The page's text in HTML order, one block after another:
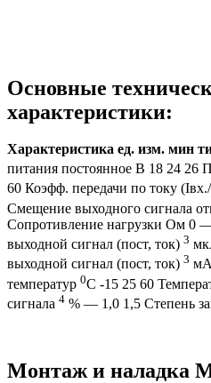
Основные
характеристики:
Характеристика ед. изм. мин
питания постоянное В 18 24 26
60 Коэфф. передачи по току
Смещение выходного сигнала
Сопротивление нагрузки Ом 0
выходной сигнал (пост, ток) 3
выходной сигнал (пост, ток) 3 мА
температур 0С -15 25 60
сигнала 4 % — 1,0 1,5 Степень
Монтаж и наладка